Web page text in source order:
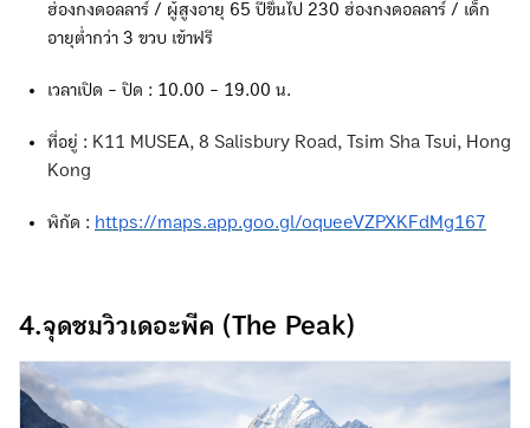
ฮ่องกงดอลลาร์ / ผู้สูงอายุ 65 ปีขึ้นไป 230 ฮ่องกงดอลลาร์ / เด็ก
อายุต่ำกว่า 3 ขวบ เข้าฟรี
เวลาเปิด - ปิด : 10.00 - 19.00 น.
ที่อยู่ : K11 MUSEA, 8 Salisbury Road, Tsim Sha Tsui, Hong
Kong
พิกัด : https://maps.app.goo.gl/oqueeVZPXKFdMg167
4.จุดชมวิวเดอะพีค (The Peak)